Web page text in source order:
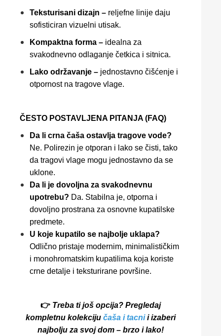
Teksturisani dizajn – reljefne linije daju
sofisticiran vizuelni utisak.
Kompaktna forma – idealna za
svakodnevno odlaganje četkica i sitnica.
Lako održavanje – jednostavno čišćenje i
otpornost na tragove vlage.
ČESTO POSTAVLJENA PITANJA (FAQ)
Da li crna čaša ostavlja tragove vode?
Ne. Polirezin je otporan i lako se čisti, tako
da tragovi vlage mogu jednostavno da se
uklone.
Da li je dovoljna za svakodnevnu
upotrebu? Da. Stabilna je, otporna i
dovoljno prostrana za osnovne kupatilske
predmete.
U koje kupatilo se najbolje uklapa?
Odlično pristaje modernim, minimalističkim
i monohromatskim kupatilima koja koriste
crne detalje i teksturirane površine.
👉 Treba ti još opcija? Pregledaj
kompletnu kolekciju čaša i tacnii izaberi
najbolju za svoj dom – brzo i lako!